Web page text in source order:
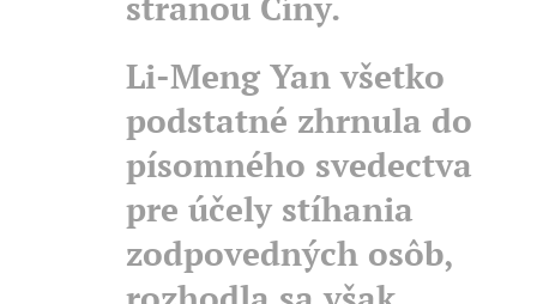
Li-Meng Yan všetko
podstatné zhrnula do
písomného svedectva
pre účely stíhania
zodpovedných osôb,